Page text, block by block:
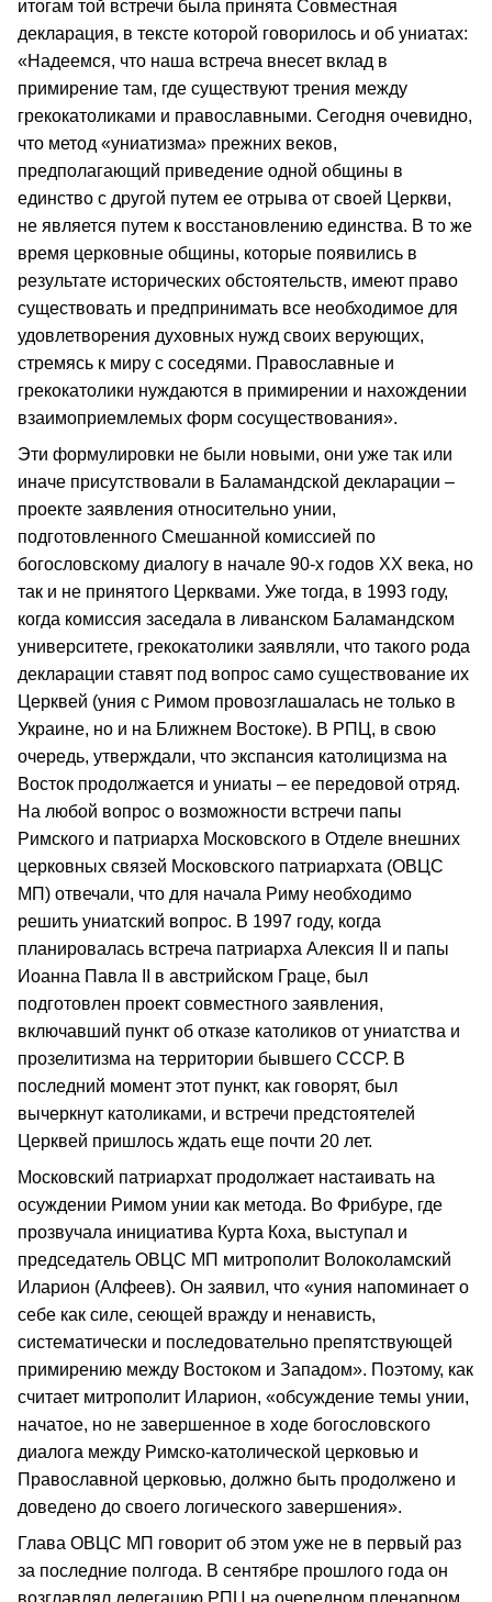
итогам той встречи была принята Совместная
декларация, в тексте которой говорилось и об униатах:
«Надеемся, что наша встреча внесет вклад в
примирение там, где существуют трения между
грекокатоликами и православными. Сегодня очевидно,
что метод «униатизма» прежних веков,
предполагающий приведение одной общины в
единство с другой путем ее отрыва от своей Церкви,
не является путем к восстановлению единства. В то же
время церковные общины, которые появились в
результате исторических обстоятельств, имеют право
существовать и предпринимать все необходимое для
удовлетворения духовных нужд своих верующих,
стремясь к миру с соседями. Православные и
грекокатолики нуждаются в примирении и нахождении
взаимоприемлемых форм сосуществования».
Эти формулировки не были новыми, они уже так или
иначе присутствовали в Баламандской декларации –
проекте заявления относительно унии,
подготовленного Смешанной комиссией по
богословскому диалогу в начале 90-х годов XX века, но
так и не принятого Церквами. Уже тогда, в 1993 году,
когда комиссия заседала в ливанском Баламандском
университете, грекокатолики заявляли, что такого рода
декларации ставят под вопрос само существование их
Церквей (уния с Римом провозглашалась не только в
Украине, но и на Ближнем Востоке). В РПЦ, в свою
очередь, утверждали, что экспансия католицизма на
Восток продолжается и униаты – ее передовой отряд.
На любой вопрос о возможности встречи папы
Римского и патриарха Московского в Отделе внешних
церковных связей Московского патриархата (ОВЦС
МП) отвечали, что для начала Риму необходимо
решить униатский вопрос. В 1997 году, когда
планировалась встреча патриарха Алексия II и папы
Иоанна Павла II в австрийском Граце, был
подготовлен проект совместного заявления,
включавший пункт об отказе католиков от униатства и
прозелитизма на территории бывшего СССР. В
последний момент этот пункт, как говорят, был
вычеркнут католиками, и встречи предстоятелей
Церквей пришлось ждать еще почти 20 лет.
Московский патриархат продолжает настаивать на
осуждении Римом унии как метода. Во Фрибуре, где
прозвучала инициатива Курта Коха, выступал и
председатель ОВЦС МП митрополит Волоколамский
Иларион (Алфеев). Он заявил, что «уния напоминает о
себе как силе, сеющей вражду и ненависть,
систематически и последовательно препятствующей
примирению между Востоком и Западом». Поэтому, как
считает митрополит Иларион, «обсуждение темы унии,
начатое, но не завершенное в ходе богословского
диалога между Римско-католической церковью и
Православной церковью, должно быть продолжено и
доведено до своего логического завершения».
Глава ОВЦС МП говорит об этом уже не в первый раз
за последние полгода. В сентябре прошлого года он